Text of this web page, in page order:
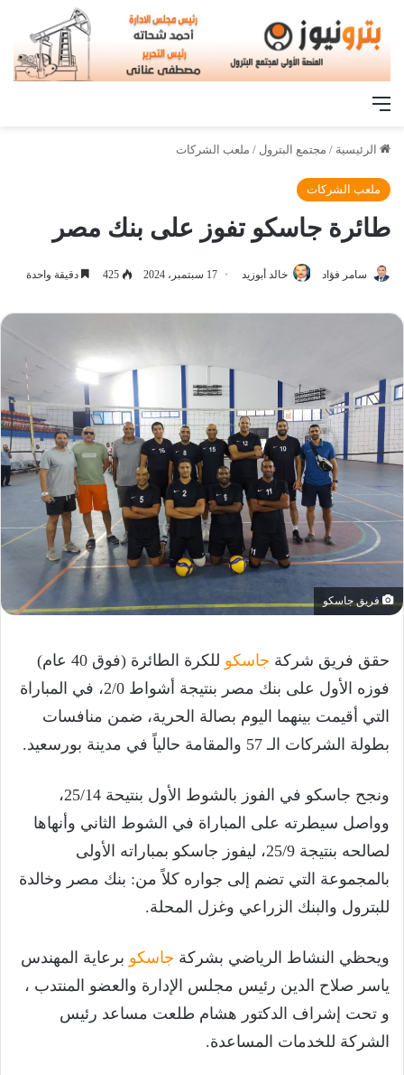
القائمة
الرئيسية / مجتمع البترول / ملعب الشركات
ملعب الشركات
طائرة جاسكو تفوز على بنك مصر
سامر فؤاد خالد أبوزيد 17 سبتمبر، 2024 425 دقيقة واحدة
فريق جاسكو
حقق فريق شركة جاسكو
للكرة الطائرة (فوق 40 عام)
فوزه الأول على بنك مصر بنتيجة أشواط 2/0، في المباراة
التي أقيمت بينهما اليوم بصالة الحرية، ضمن منافسات
بطولة الشركات الـ 57 والمقامة حالياً في مدينة بورسعيد.
ونجح جاسكو في الفوز بالشوط الأول بنتيحة 25/14،
وواصل سيطرته على المباراة في الشوط الثاني وأنهاها
لصالحه بنتيجة 25/9، ليفوز جاسكو بمباراته الأولى
بالمجموعة التي تضم إلى جواره كلاً من: بنك مصر وخالدة
للبترول والبنك الزراعي وغزل المحلة.
ويحظي النشاط الرياضي بشركة جاسكو برعاية المهندس
ياسر صلاح الدين رئيس مجلس الإدارة والعضو المنتدب ،
و تحت إشراف الدكتور هشام طلعت مساعد رئيس
الشركة للخدمات المساعدة.